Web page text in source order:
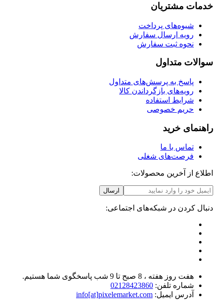
خدمات مشتریان
شیوه‌های پرداخت
رویه ارسال سفارش
نحوه ثبت سفارش
سوالات متداول
پاسخ به پرسش‌های متداول
رویه‌های بازگرداندن کالا
شرایط استفاده
حریم خصوصی
راهنمای خرید
تماس با ما
فرصت‌های شغلی
اطلاع از آخرین محصولات:
ارسال
دنبال کردن در شبکه‌های اجتماعی:
هفت روز هفته ، 8 صبح تا 9 شب پاسخگوی شما هستیم.
شماره تلفن: 02128423860
آدرس ایمیل: info[at]pixelemarket.com